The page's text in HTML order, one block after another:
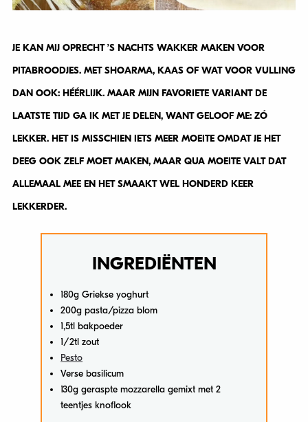
JE KAN MIJ OPRECHT ’S NACHTS WAKKER MAKEN VOOR
PITABROODJES. MET SHOARMA, KAAS OF WAT VOOR VULLING
DAN OOK: HÉÉRLIJK. MAAR MIJN FAVORIETE VARIANT DE
LAATSTE TIJD GA IK MET JE DELEN, WANT GELOOF ME: ZÓ
LEKKER. HET IS MISSCHIEN IETS MEER MOEITE OMDAT JE HET
DEEG OOK ZELF MOET MAKEN, MAAR QUA MOEITE VALT DAT
ALLEMAAL MEE EN HET SMAAKT WEL HONDERD KEER
LEKKERDER.
INGREDIËNTEN
180g Griekse yoghurt
200g pasta/pizza blom
1,5tl bakpoeder
1/2tl zout
Pesto
Verse basilicum
130g geraspte mozzarella gemixt met 2
teentjes knoflook